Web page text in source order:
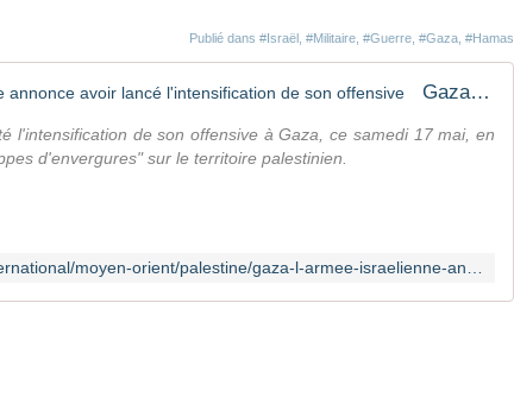
Publié dans #Israël #Militaire #Guerre #Gaza #Hamas
Gaza: l'armée israélienne annonce avoir lancé l'intensification de son offensive
l'intensification de son offensive à Gaza, ce samedi 17 mai, en
d'envergures" sur le territoire palestinien.